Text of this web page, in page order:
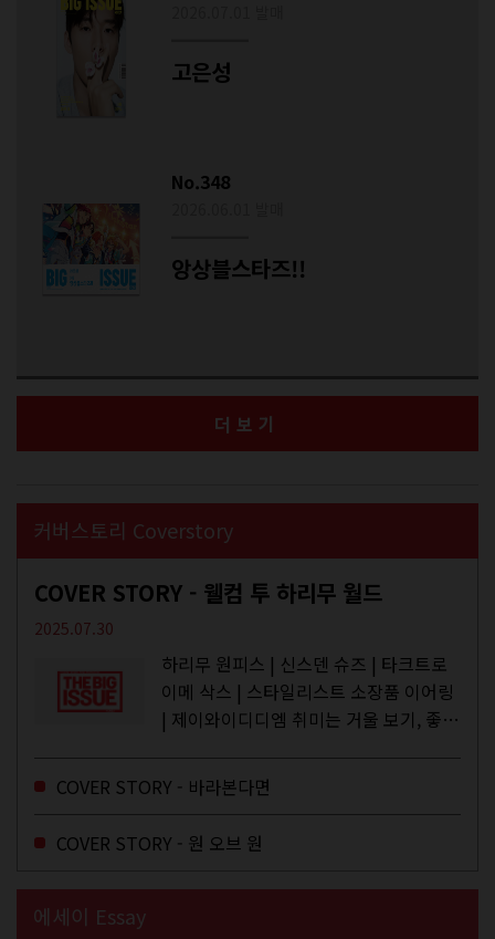
고은성
No.348
앙상블스타즈!!
더보기
커버스토리 Coverstory
COVER STORY - 웰컴 투 하리무 월드
2025.07.30
하리무 원피스 | 신스덴 슈즈 | 타크트로
이메 삭스 | 스타일리스트 소장품 이어링
| 제이와이디디엠 취미는 거울 보기, 좋아
주와...
COVER STORY - 바라본다면
COVER STORY - 원 오브 원
에세이 Essay